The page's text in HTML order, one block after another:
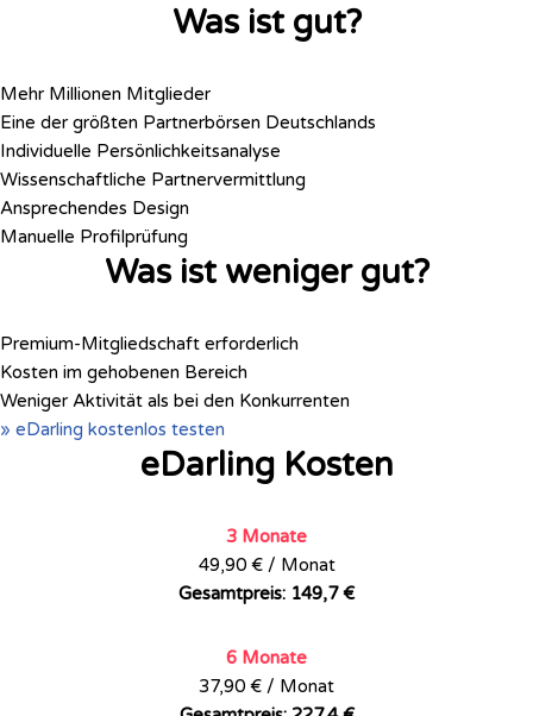
Was ist gut?
Mehr Millionen Mitglieder
Eine der größten Partnerbörsen Deutschlands
Individuelle Persönlichkeitsanalyse
Wissenschaftliche Partnervermittlung
Ansprechendes Design
Manuelle Profilprüfung
Was ist weniger gut?
Premium-Mitgliedschaft erforderlich
Kosten im gehobenen Bereich
Weniger Aktivität als bei den Konkurrenten
» eDarling kostenlos testen
eDarling Kosten
3 Monate
49,90 € / Monat
Gesamtpreis: 149,7 €
6 Monate
37,90 € / Monat